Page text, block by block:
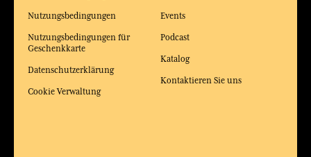
Nutzungsbedingungen
Nutzungsbedingungen für
Geschenkkarte
Datenschutzerklärung
Cookie Verwaltung
Events
Podcast
Katalog
Kontaktieren Sie uns